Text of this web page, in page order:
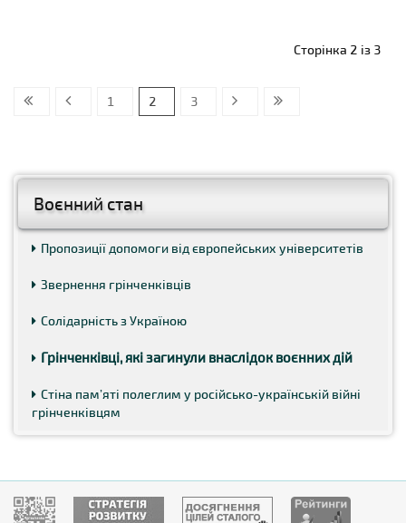
Воєнний стан
Пропозиції допомоги від європейських університетів
Звернення грінченківців
Солідарність з Україною
Грінченківці, які загинули внаслідок воєнних дій
Стіна пам’яті полеглим у російсько-українській війні
грінченківцям
Сторінка 2 із 3
1 2 3